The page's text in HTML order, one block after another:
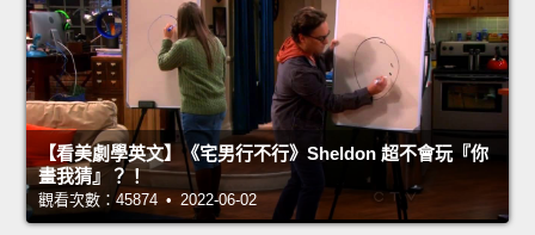
【看美劇學英文】《宅男行不行》Sheldon 超不會玩『你
畫我猜』？！
觀看次數：45874 • 2022-06-02